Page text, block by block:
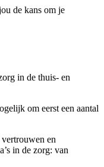
de kans om je
in de thuis- en
om eerst een aantal
en
in de zorg: van